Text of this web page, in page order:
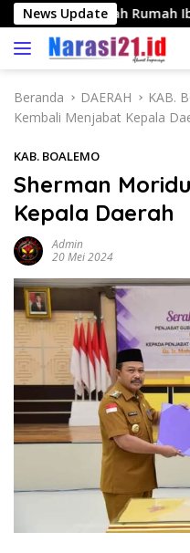
a
News Update
Tanah Rumah Ibadah,
Beranda DAERAH KAB.
Kembali Menjabat Kepala
KAB. BOALEMO
Sherman
Kepala Daerah
Admin
20 Mei 2024